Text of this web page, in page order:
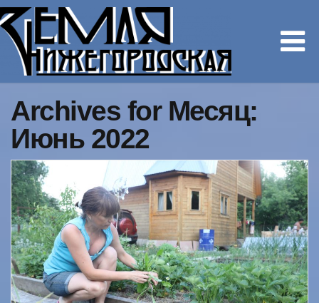
Archives for Месяц:
Июнь 2022